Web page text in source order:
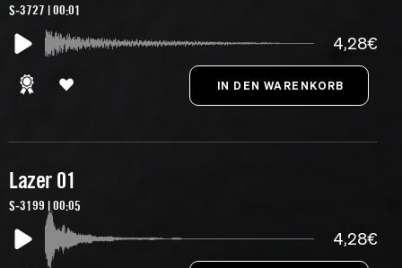
S-3727 | 00:01
4,28€
Lazer 01
S-3199 | 00:05
4,28€